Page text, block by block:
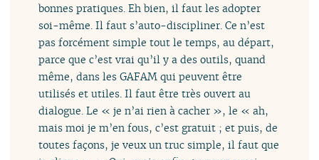
bonnes pratiques. Eh bien, il faut les adopter
soi-même. Il faut s’auto-discipliner. Ce n’est
pas forcément simple tout le temps, au départ,
parce que c’est vrai qu’il y a des outils, quand
même, dans les GAFAM qui peuvent être
utilisés et utiles. Il faut être très ouvert au
dialogue. Le « je n’ai rien à cacher », le « ah,
mais moi je m’en fous, c’est gratuit ; et puis, de
toutes façons, je veux un truc simple, il faut que